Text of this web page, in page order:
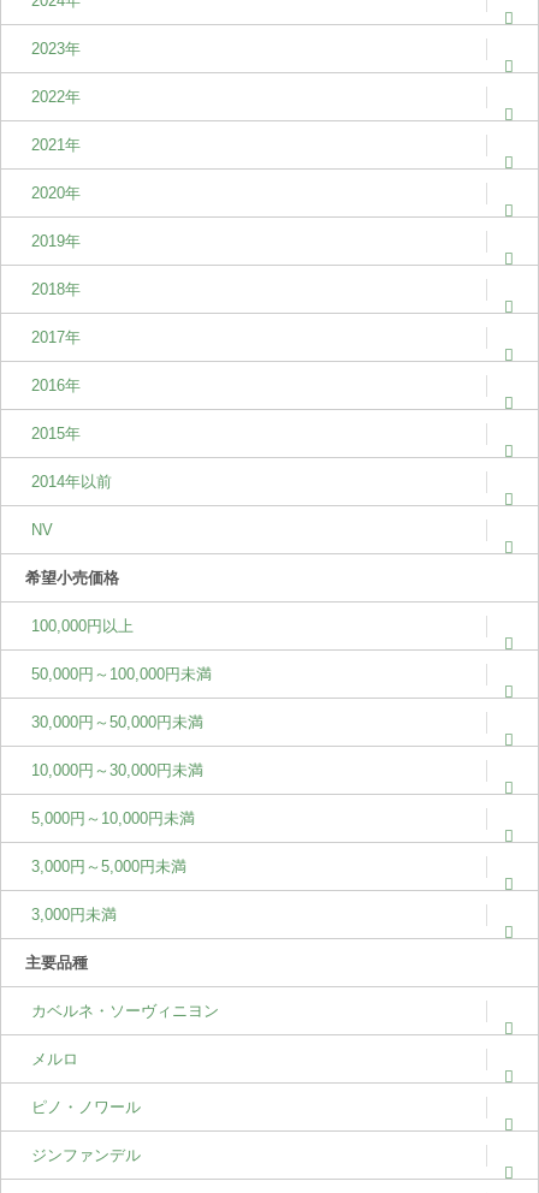
2023年
2022年
2021年
2020年
2019年
2018年
2017年
2016年
2015年
2014年以前
NV
希望小売価格
100,000円以上
50,000円～100,000円未満
30,000円～50,000円未満
10,000円～30,000円未満
5,000円～10,000円未満
3,000円～5,000円未満
3,000円未満
主要品種
カベルネ・ソーヴィニヨン
メルロ
ピノ・ノワール
ジンファンデル